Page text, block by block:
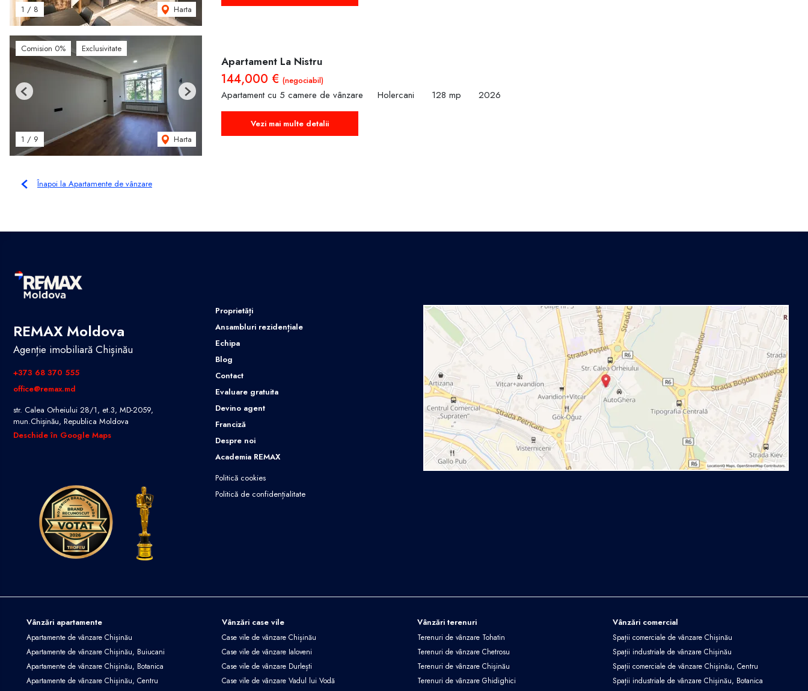
1 / 8 Harta
Comision 0% Exclusivitate
1 / 9 Harta
Previous Next
Apartament La Nistru
144,000 € (negociabil)
Apartament cu 5 camere de vânzare Holercani 128 mp 2026
Vezi mai multe detalii
Înapoi la Apartamente de vânzare
REMAX Moldova
Agenție imobiliară Chișinău
+373 68 370 555
office@remax.md
str. Calea Orheiului 28/1, et.3, MD-2059,
mun.Chișinău, Republica Moldova
Deschide în Google Maps
Proprietăți
Ansambluri rezidențiale
Echipa
Blog
Contact
Evaluare gratuita
Devino agent
Franciză
Despre noi
Academia REMAX
Politică cookies
Politică de confidențialitate
Vânzări apartamente
Apartamente de vânzare Chișinău
Apartamente de vânzare Chișinău, Buiucani
Apartamente de vânzare Chișinău, Botanica
Apartamente de vânzare Chișinău, Centru
Vânzări case vile
Case vile de vânzare Chișinău
Case vile de vânzare Ialoveni
Case vile de vânzare Durlești
Case vile de vânzare Vadul lui Vodă
Vânzări terenuri
Terenuri de vânzare Tohatin
Terenuri de vânzare Chetrosu
Terenuri de vânzare Chișinău
Terenuri de vânzare Ghidighici
Vânzări comercial
Spații comerciale de vânzare Chișinău
Spații industriale de vânzare Chișinău
Spații comerciale de vânzare Chișinău, Centru
Spații industriale de vânzare Chișinău, Botanica